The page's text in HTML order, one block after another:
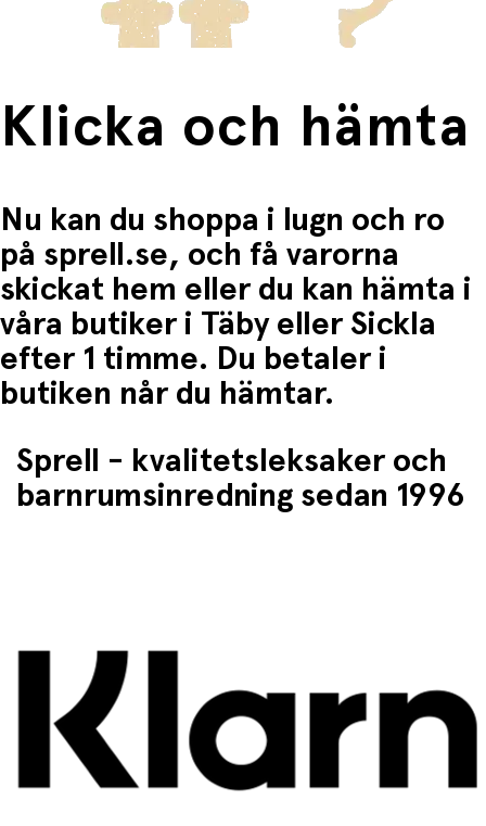
Klicka och hämta
Nu kan du shoppa i lugn och ro
på sprell.se, och få varorna
skickat hem eller du kan hämta i
våra butiker i Täby eller Sickla
efter 1 timme. Du betaler i
butiken når du hämtar.
Sprell - kvalitetsleksaker och
barnrumsinredning sedan 1996